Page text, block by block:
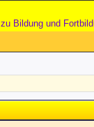
Bildung und